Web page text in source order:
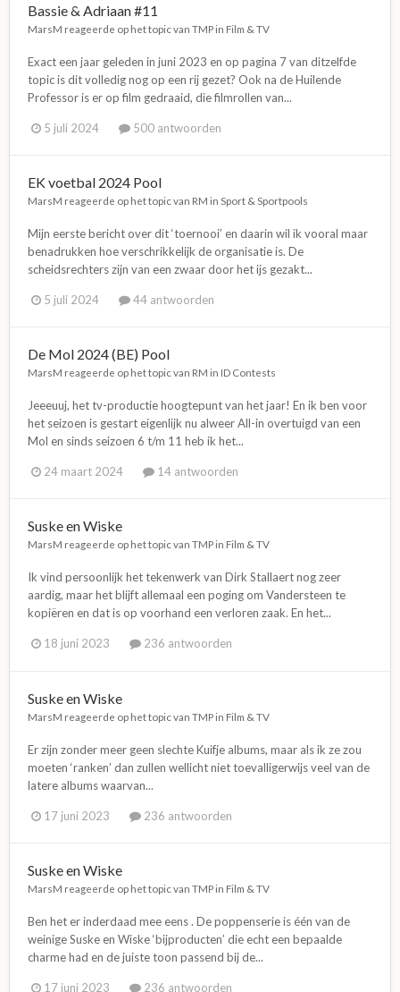
Bassie & Adriaan #11
MarsM reageerde op het topic van TMP in Film & TV
Exact een jaar geleden in juni 2023 en op pagina 7 van ditzelfde
topic is dit volledig nog op een rij gezet? Ook na de Huilende
Professor is er op film gedraaid, die filmrollen van...
5 juli 2024 500 antwoorden
EK voetbal 2024 Pool
MarsM reageerde op het topic van RM in Sport & Sportpools
Mijn eerste bericht over dit ‘toernooi’ en daarin wil ik vooral maar
benadrukken hoe verschrikkelijk de organisatie is. De
scheidsrechters zijn van een zwaar door het ijs gezakt...
5 juli 2024 44 antwoorden
De Mol 2024 (BE) Pool
MarsM reageerde op het topic van RM in ID Contests
Jeeeuuj, het tv-productie hoogtepunt van het jaar! En ik ben voor
het seizoen is gestart eigenlijk nu alweer All-in overtuigd van een
Mol en sinds seizoen 6 t/m 11 heb ik het...
24 maart 2024 14 antwoorden
Suske en Wiske
MarsM reageerde op het topic van TMP in Film & TV
Ik vind persoonlijk het tekenwerk van Dirk Stallaert nog zeer
aardig, maar het blijft allemaal een poging om Vandersteen te
kopiëren en dat is op voorhand een verloren zaak. En het...
18 juni 2023 236 antwoorden
Suske en Wiske
MarsM reageerde op het topic van TMP in Film & TV
Er zijn zonder meer geen slechte Kuifje albums, maar als ik ze zou
moeten ‘ranken’ dan zullen wellicht niet toevalligerwijs veel van de
latere albums waarvan...
17 juni 2023 236 antwoorden
Suske en Wiske
MarsM reageerde op het topic van TMP in Film & TV
Ben het er inderdaad mee eens . De poppenserie is één van de
weinige Suske en Wiske ‘bijproducten’ die echt een bepaalde
charme had en de juiste toon passend bij de...
17 juni 2023 236 antwoorden